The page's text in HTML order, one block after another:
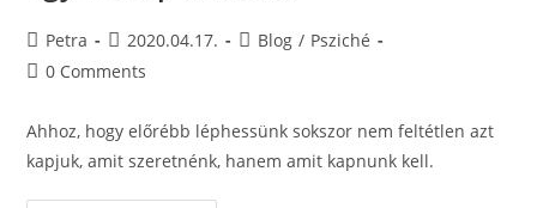
Petra 2020.04.17. Blog / Psziché
0 Comments
Ahhoz, hogy előrébb léphessünk sokszor nem feltétlen azt
kapjuk, amit szeretnénk, hanem amit kapnunk kell.